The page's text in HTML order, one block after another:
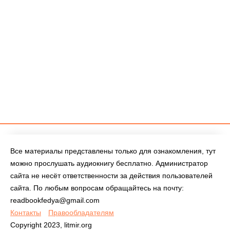
Все материалы представлены только для ознакомления, тут
можно прослушать аудиокнигу бесплатно. Администратор
сайта не несёт ответственности за действия пользователей
сайта. По любым вопросам обращайтесь на почту:
readbookfedya@gmail.com
Контакты
Правообладателям
Copyright 2023, litmir.org